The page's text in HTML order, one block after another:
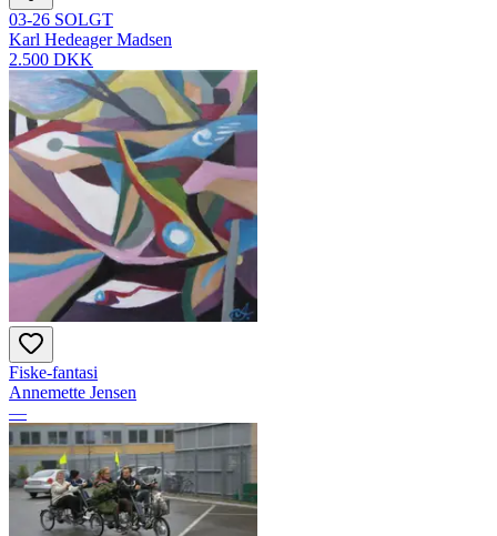
03-26 SOLGT
Karl Hedeager Madsen
2.500 DKK
Fiske-fantasi
Annemette Jensen
—